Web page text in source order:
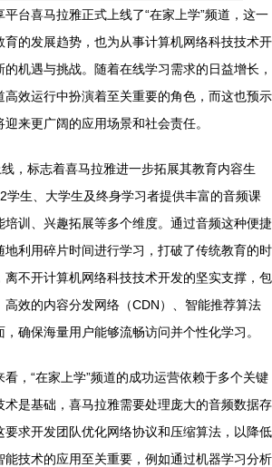
台喜马拉雅正式上线了“在家上学”频道，这一
的发展趋势，也为从事计算机网络科技技术开
机遇与挑战。随着在线学习需求的日益增长，
效运行中扮演着至关重要的角色，而这也预示
来更广阔的应用场景和社会责任。
线，标志着喜马拉雅进一步拓展其教育内容生
学生、大学生及终身学习者提供丰富的音频课
训、兴趣拓展等多个维度。通过音频这种便捷
地利用碎片时间进行学习，打破了传统教育的时
离不开计算机网络科技技术开发的坚实支撑，包
效的内容分发网络（CDN）、智能推荐算法
确保海量用户能够流畅访问并个性化学习。
看，“在家上学”频道的成功运营依赖于多个关键
是基础，喜马拉雅需要处理庞大的音频数据存
求开发团队优化网络协议和压缩算法，以降低
技术的应用至关重要，例如通过机器学习分析